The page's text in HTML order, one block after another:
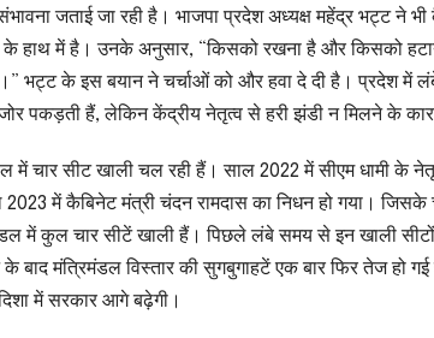
जताई जा रही है। भाजपा प्रदेश अध्यक्ष महेंद्र भट्ट ने
के हाथ में है। उनके अनुसार, “किसको रखना है और किसको
भट्ट के इस बयान ने चर्चाओं को और हवा दे दी है। प्रदेश में
जोर पकड़ती हैं, लेकिन केंद्रीय नेतृत्व से हरी झंडी न मिलने के
में चार सीट खाली चल रही हैं। साल 2022 में सीएम धामी के
में कैबिनेट मंत्री चंदन रामदास का निधन हो गया।
में कुल चार सीटें खाली हैं। पिछले लंबे समय से इन खाली
बाद मंत्रिमंडल विस्तार की सुगबुगाहटें एक बार फिर तेज हो
में सरकार आगे बढ़ेगी।